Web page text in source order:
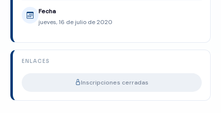
Fecha
jueves, 16 de julio de 2020
ENLACES
Inscripciones cerradas